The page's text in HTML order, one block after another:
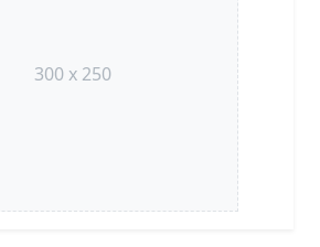
300 x 250